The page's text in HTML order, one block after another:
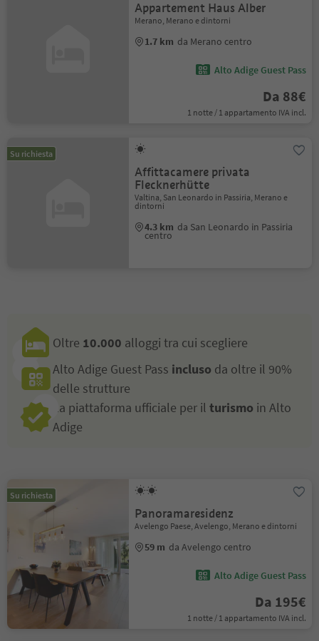
Appartement Haus Alber
Merano, Merano e dintorni
1.7 km da Merano centro
Alto Adige Guest Pass
Da 88€
1 notte / 1 appartamento IVA incl.
Su richiesta
Affittacamere privata
Flecknerhütte
Valtina, San Leonardo in Passiria, Merano e
dintorni
4.3 km da San Leonardo in Passiria
centro
Oltre 10.000 alloggi tra cui scegliere
Alto Adige Guest Pass incluso da oltre il 90%
delle strutture
La piattaforma ufficiale per il turismo in Alto
Adige
Su richiesta
Panoramaresidenz
Avelengo Paese, Avelengo, Merano e dintorni
59 m da Avelengo centro
Alto Adige Guest Pass
Da 195€
1 notte / 1 appartamento IVA incl.